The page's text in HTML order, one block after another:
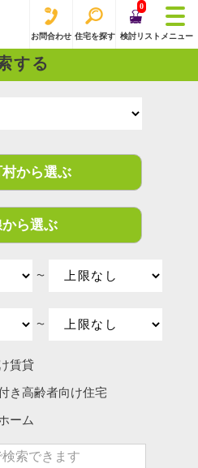
お問合わせ 住宅を探す
0
検討リスト メニュー
する
から選ぶ
から選ぶ
〜
〜
賃貸
き高齢者向け住宅
ーム